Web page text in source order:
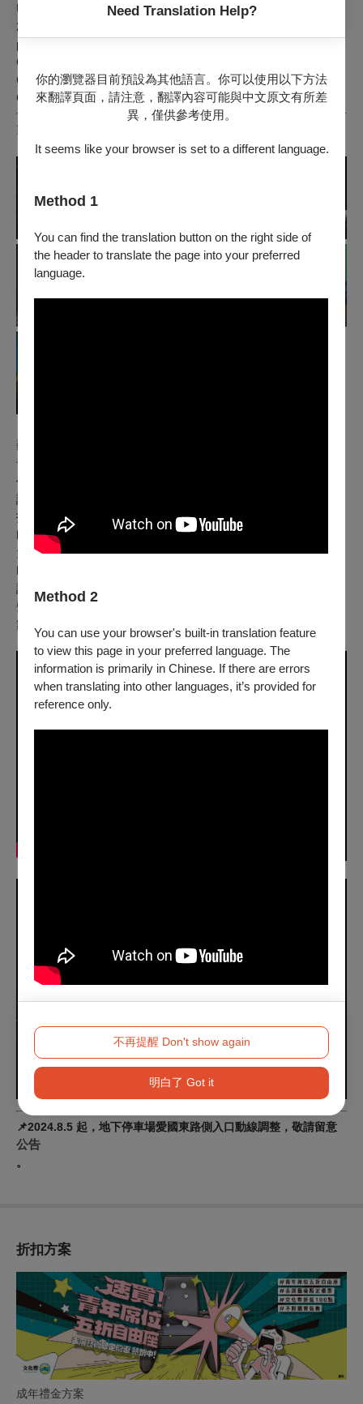
Need Translation Help?
你的瀏覽器目前預設為其他語言。你可以使用以下方法
來翻譯頁面，請注意，翻譯內容可能與中文原文有所差
異，僅供參考使用。
It seems like your browser is set to a different language.
Method 1
You can find the translation button on the right side of
the header to translate the page into your preferred
language.
Method 2
You can use your browser's built-in translation feature
to view this page in your preferred language. The
information is primarily in Chinese. If there are errors
when translating into other languages, it’s provided for
reference only.
不再提醒 Don't show again
明白了 Got it
Unaccounted Travelogue (MoCA Taipei) was nominated in the
21 st Taishin Arts Award. She is currently an associate
professor in the College of Communication at National
Chengchi University and a guest lecturer in the MA in
Curatorial Practice Program, Faculty of Fine and Applied Arts,
Chulalongkorn University in Thailand.
製作團隊 Credits
藝術總監｜鍾適芳 CHUNG Shefong
音樂總監、作曲、鋼琴｜Matthias Frey
作曲、吟唱｜鍾玉鳳 Chung Yufeng
說書人、吟唱｜羅思容 Lo Sirong
打擊樂｜Shadi Al Housh
吹管、打擊樂｜Rageed William
大提琴｜YUI
吟唱｜章素琳 'mic.usay.monari'
詩人｜Willy Siswanto
聲音裝置｜成文 Cheng Wen
舞臺視覺｜Deden Bulqini
📌2024.8.5 起，地下停車場愛國東路側入口動線調整，敬請留意
公告
。
折扣方案
成年禮金方案